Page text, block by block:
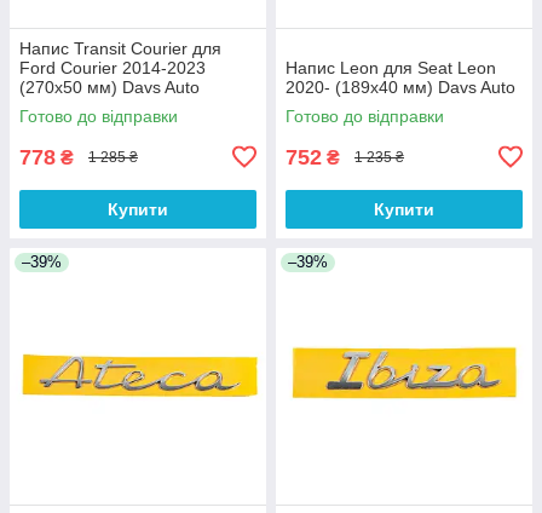
Напис Transit Courier для
Ford Courier 2014-2023
(270х50 мм) Davs Auto
Готово до відправки
778 ₴ 1 285 ₴
Купити
Напис Leon для Seat Leon
2020- (189х40 мм) Davs Auto
Готово до відправки
752 ₴ 1 235 ₴
Купити
–39% –39%